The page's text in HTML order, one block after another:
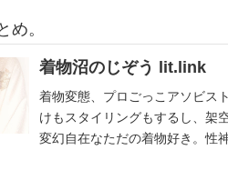
め。
着物沼のじぞう lit.link
着物変態、プロごっこアソビス
けもスタイリングもするし、架
変幻自在なただの着物好き。性